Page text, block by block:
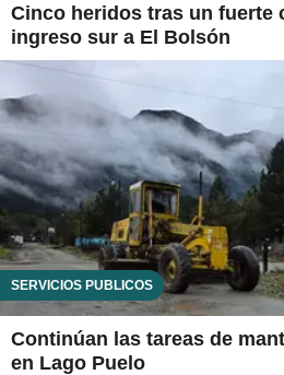
Cinco heridos tras un fuerte
ingreso sur a El Bolsón
SERVICIOS PÚBLICOS
Continúan las tareas de
en Lago Puelo